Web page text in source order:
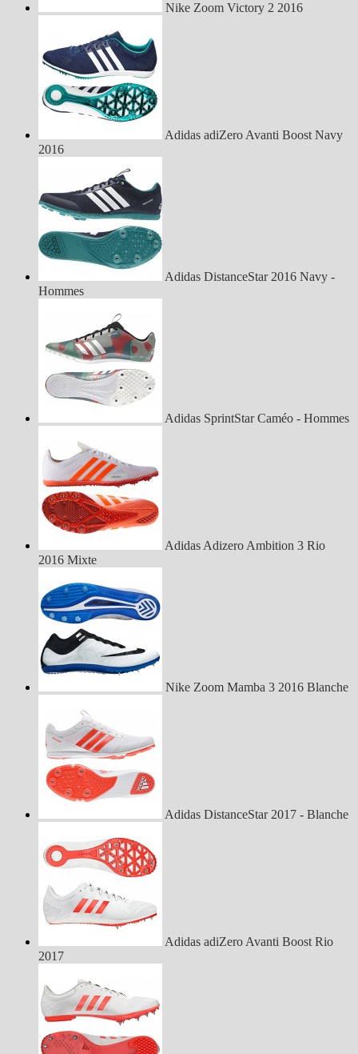
Nike Zoom Victory 2 2016
Adidas adiZero Avanti Boost Navy
2016
Adidas DistanceStar 2016 Navy -
Hommes
Adidas SprintStar Caméo - Hommes
Adidas Adizero Ambition 3 Rio
2016 Mixte
Nike Zoom Mamba 3 2016 Blanche
Adidas DistanceStar 2017 - Blanche
Adidas adiZero Avanti Boost Rio
2017